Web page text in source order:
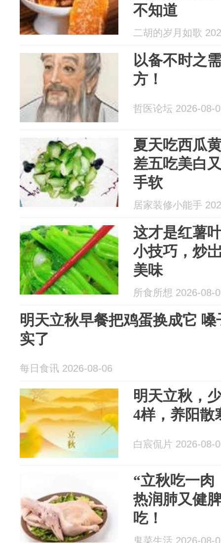
不知道
二胡的岁月如歌
以备不时之
方！
哲医论坛 2026-08-
夏天吃西瓜
差五吃美白
手软
居家装修小能手
这才是红薯
小技巧，炒
美味
所食所想 2026-08-
明天立秋早餐把鸡蛋换成它
实了
每日食讯 2026-08-06
明天立秋，
4样，养阳散
白宸侃片 2026-08-
“立秋吃一肉
热润肺又健
吃！
鬼菜生活 2026-08-